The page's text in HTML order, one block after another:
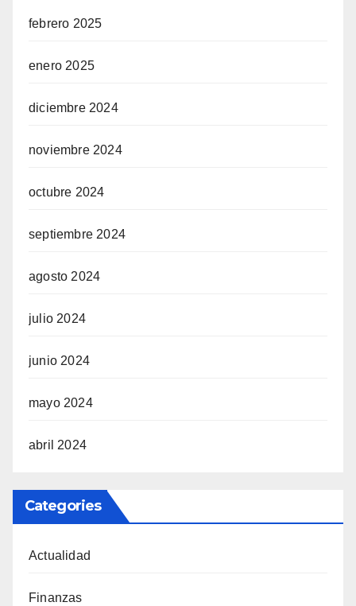
febrero 2025
enero 2025
diciembre 2024
noviembre 2024
octubre 2024
septiembre 2024
agosto 2024
julio 2024
junio 2024
mayo 2024
abril 2024
Categories
Actualidad
Finanzas